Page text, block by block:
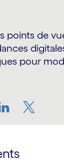
points de
pour